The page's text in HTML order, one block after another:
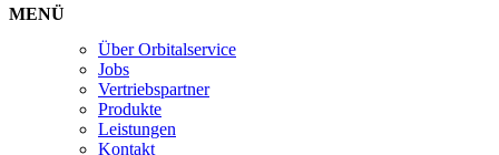
MENÜ
Über Orbitalservice
Jobs
Vertriebspartner
Produkte
Leistungen
Kontakt